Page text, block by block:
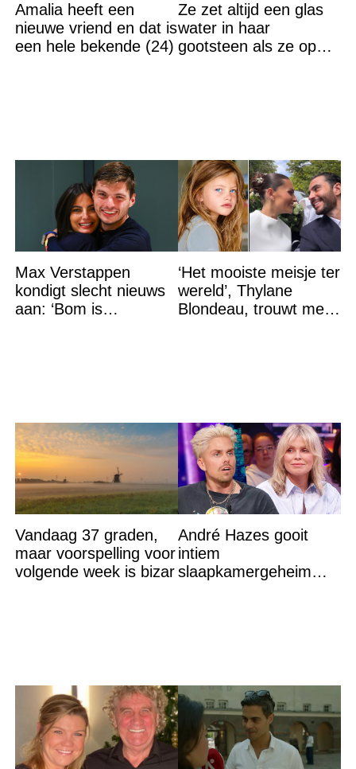
Amalia heeft een
nieuwe vriend en dat is
een hele bekende (24)
Ze zet altijd een glas
water in haar
gootsteen als ze op
Max Verstappen
kondigt slecht nieuws
aan: ‘Bom is
‘Het mooiste meisje ter
wereld’, Thylane
Blondeau, trouwt met
Vandaag 37 graden,
maar voorspelling voor
volgende week is bizar
André Hazes gooit
intiem
slaapkamergeheim